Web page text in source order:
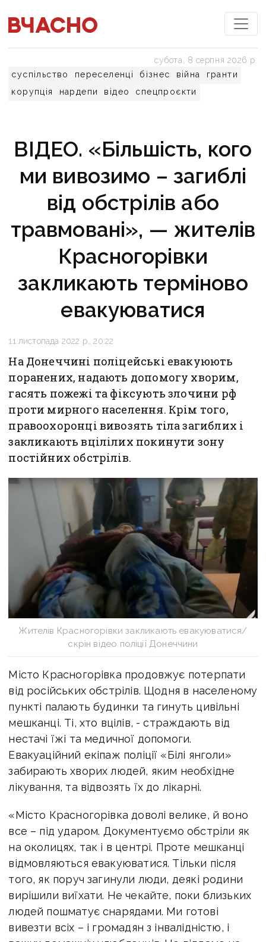
суспільство переселенці бізнес війна
гранти
корупція
нардепи відео спецпроєкти
субота, 8 серпня 2026 р.
ВІДЕО. «Більшість, кого
ми вивозимо – загиблі
від обстрілів або
травмовані», — жителів
Красногорівки
закликають терміново
евакуюватися
11 листопада 2022 р., 20:22
На Донеччині поліцейські евакуюють
поранених, надають допомогу хворим,
гасять пожежі та фіксують злочини рф
проти мирного населення. Крім того,
правоохоронці вивозять тіла загиблих і
закликають вцілілих покинути зону
постійних обстрілів.
Жителів Красногорівки закликають евакуюватися/
скрін відео поліції Донеччини
Місто Красногорівка продовжує потерпати
від російських обстрілів. Щодня в населеному
пункті палають будинки та гинуть цивільні
мешканці. Ті, хто вцілів, - страждають від
нестачі їжі та медичної допомоги.
Евакуаційний екіпаж поліції «Білі янголи»
забирають хворих людей, яким необхідне
лікування, та відвозять їх до лікарні.
«Місто Красногорівка доволі велике, й воно
все – під ударом. Документуємо обстріли як
на околицях, так і в центрі. Проте мешканці
відмовляються евакуюватися. Тільки після
того, як поруч загинули люди, деякі родини
вирішили виїхати. Не чекайте, поки близьких
людей пошматує снарядами. Ми готові
вивезти всіх – і громадян з інвалідністю, і